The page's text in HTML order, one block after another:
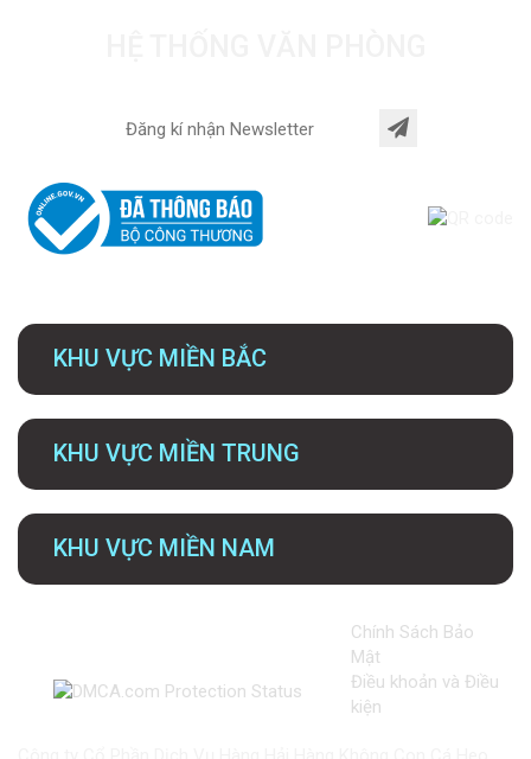
KHU VỰC MIỀN BẮC
KHU VỰC MIỀN TRUNG
KHU VỰC MIỀN NAM
Chính Sách Bảo
Mật
Điều khoản và Điều
kiện